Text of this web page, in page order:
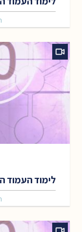
לימוד העמוד